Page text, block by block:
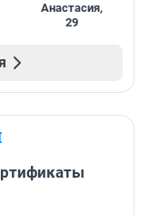
Анастасия,
29